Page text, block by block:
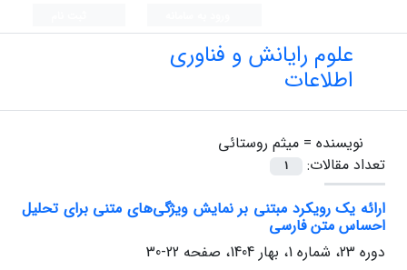
علوم رایانش و فناوری
اطلاعات
نویسنده = میثم روستائی
تعداد مقالات:
1
ارائه یک رویکرد مبتنی بر نمایش ویژگی‌های متنی برای تحلیل
احساس متن فارسی
دوره 23، شماره 1، بهار 1404، صفحه
22-30